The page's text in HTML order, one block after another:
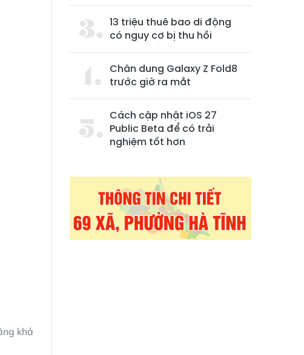
khả
13 triệu thuê bao di động
có nguy cơ bị thu hồi
Chân dung Galaxy Z Fold8
trước giờ ra mắt
Cách cập nhật iOS 27
Public Beta để có trải
nghiệm tốt hơn